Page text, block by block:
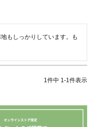
もしっかりしています。も
1件中 1-1件表示